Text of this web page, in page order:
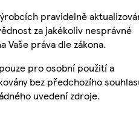
pravidelně
za jakékoliv nesprávné
Vaše práva dle zákona.
pro osobní použití a
bez předchozího
uvedení zdroje.